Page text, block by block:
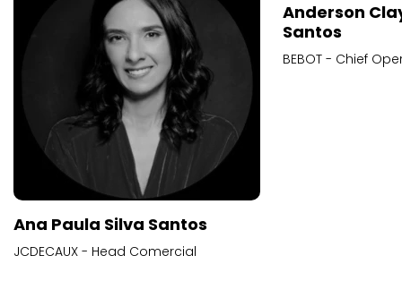
Ana Paula Silva Santos
JCDECAUX - Head Comercial
Anderson
Santos
BEBOT - Chief